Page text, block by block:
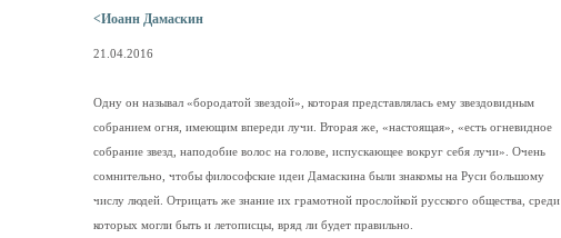
<Иоанн Дамаскин
21.04.2016
Одну он называл «бородатой звездой», которая представлялась ему звездовидным
собранием огня, имеющим впереди лучи. Вторая же, «настоящая», «есть огневидное
собрание звезд, наподобие волос на голове, испускающее вокруг себя лучи». Очень
сомнительно, чтобы философские идеи Дамаскина были знакомы на Руси большому
числу людей. Отрицать же знание их грамотной прослойкой русского общества, среди
которых могли быть и летописцы, вряд ли будет правильно.